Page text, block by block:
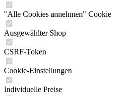
"Alle Cookies annehmen" Cookie
Ausgewählter Shop
CSRF-Token
Cookie-Einstellungen
Individuelle Preise